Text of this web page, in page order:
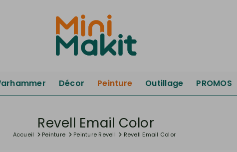
Décor Peinture Outillage PROMOS
Revell Email Color
Accueil Peinture Peinture Revell Revell Email Color